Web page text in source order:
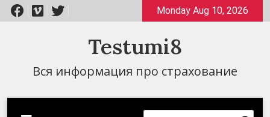
Перейти
к
Monday Aug 10, 2026
Testumi8
Вся информация про страхование